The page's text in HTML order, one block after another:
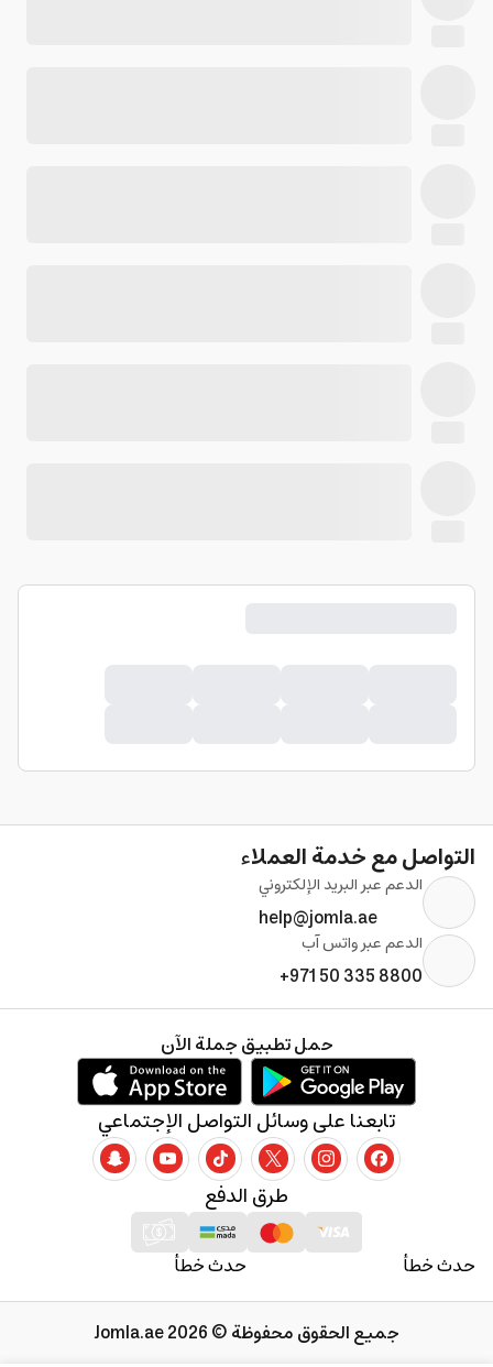
التواصل مع خدمة العملاء
الدعم عبر البريد الإلكتروني
help@jomla.ae
الدعم عبر واتس آب
+971 50 335 8800
حدث خطأ حدث خطأ
طرق الدفع
تابعنا على وسائل التواصل الإجتماعي
حمل تطبيق جملة الآن
جميع الحقوق محفوظة © 2026 Jomla.ae